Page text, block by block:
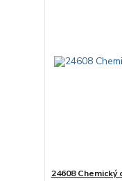
24608 Chemický